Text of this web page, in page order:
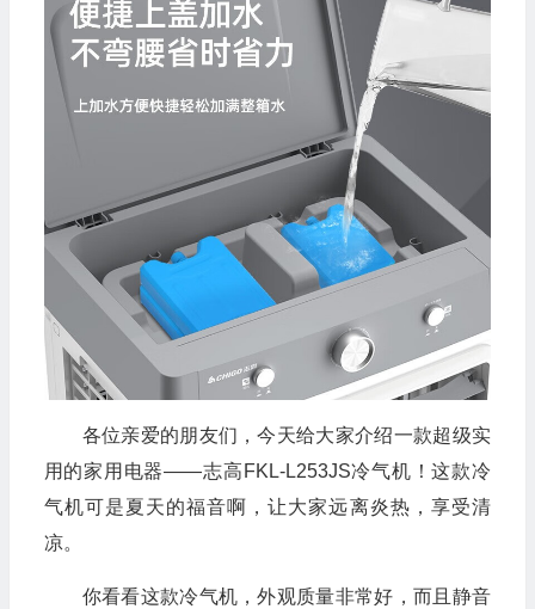
各位亲爱的朋友们，今天给大家介绍一款超级实
用的家用电器——志高FKL-L253JS冷气机！这款冷
气机可是夏天的福音啊，让大家远离炎热，享受清
凉。
你看看这款冷气机，外观质量非常好，而且静音